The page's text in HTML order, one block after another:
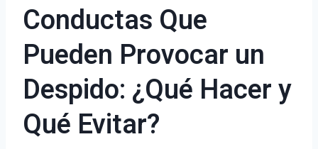
Conductas Que
Pueden Provocar un
Despido: ¿Qué Hacer y
Qué Evitar?